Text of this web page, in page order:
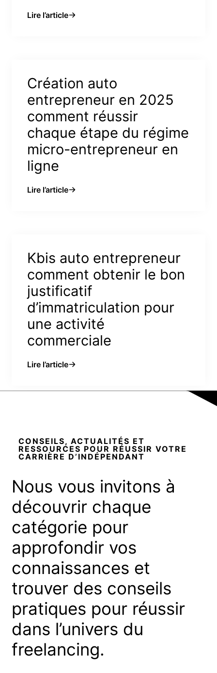
Lire l’article
Création auto
entrepreneur en 2025
comment réussir
chaque étape du régime
micro-entrepreneur en
ligne
Lire l’article
Kbis auto entrepreneur
comment obtenir le bon
justificatif
d’immatriculation pour
une activité
commerciale
Lire l’article
CONSEILS, ACTUALITÉS ET
RESSOURCES POUR RÉUSSIR VOTRE
CARRIÈRE D’INDÉPENDANT
Nous vous invitons à
découvrir chaque
catégorie pour
approfondir vos
connaissances et
trouver des conseils
pratiques pour réussir
dans l’univers du
freelancing.